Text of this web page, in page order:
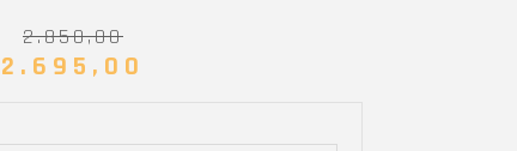
2.850,00
2.695,00